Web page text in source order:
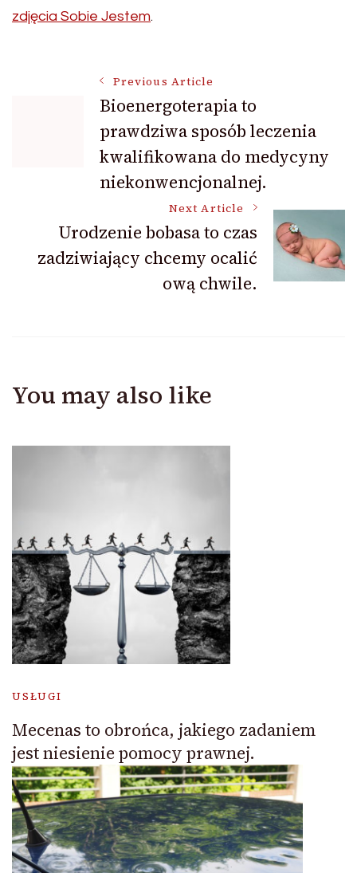
zdjęcia Sobie Jestem.
Navigation
Previous Article
Bioenergoterapia to
prawdziwa sposób leczenia
kwalifikowana do medycyny
niekonwencjonalnej.
Next Article
Urodzenie bobasa to czas
zadziwiający chcemy ocalić
ową chwile.
You may also like
USŁUGI
Mecenas to obrońca, jakiego zadaniem
jest niesienie pomocy prawnej.